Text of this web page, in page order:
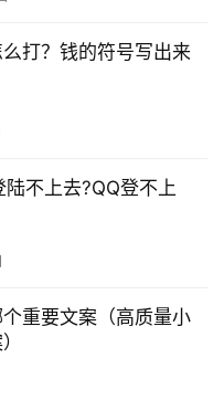
打？钱的符号写出来
陆不上去?QQ登不上
重要文案（高质量小